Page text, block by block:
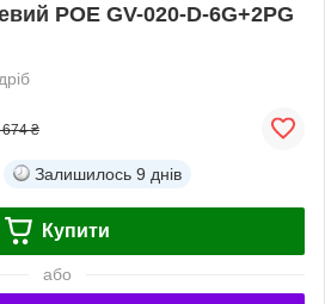
POE GV-020-D-6G+2PG
674 ₴
Залишилось 9 днів
Купити
або